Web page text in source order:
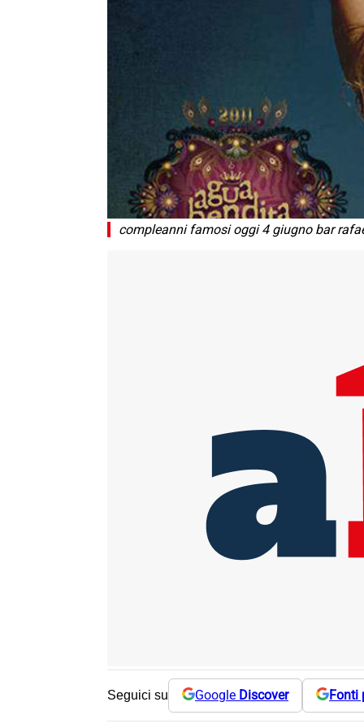
compleanni famosi oggi 4 giugno bar
Seguici su Google Discover Fonti